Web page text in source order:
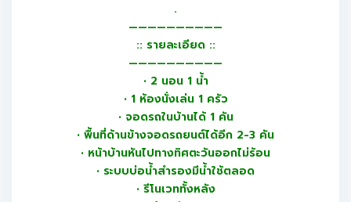
.
——————————
:: รายละเอียด ::
——————————
• 2 นอน 1 น้ำ
• 1 ห้องนั่งเล่น 1 ครัว
• จอดรถในบ้านได้ 1 คัน
• พื้นที่ด้านข้างจอดรถยนต์ได้อีก 2-3 คัน
• หน้าบ้านหันไปทางทิศตะวันออกไม่ร้อน
• ระบบบ่อน้ำสำรองมีน้ำใช้ตลอด
• รีโนเวททั้งหลัง